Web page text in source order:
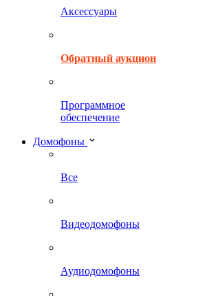
Аксессуары
Обратный аукцион
Программное
обеспечение
Домофоны
Все
Видеодомофоны
Аудиодомофоны